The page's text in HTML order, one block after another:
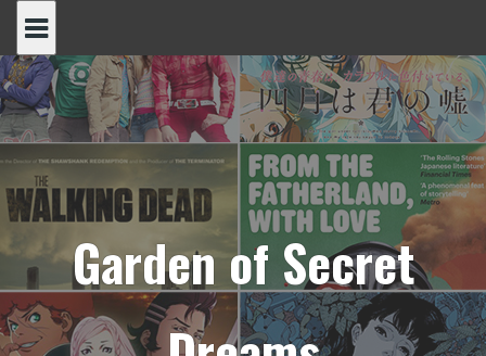
content
Garden of Secret